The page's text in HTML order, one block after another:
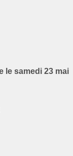
le samedi 23 mai